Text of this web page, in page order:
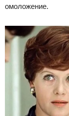
омоложение.